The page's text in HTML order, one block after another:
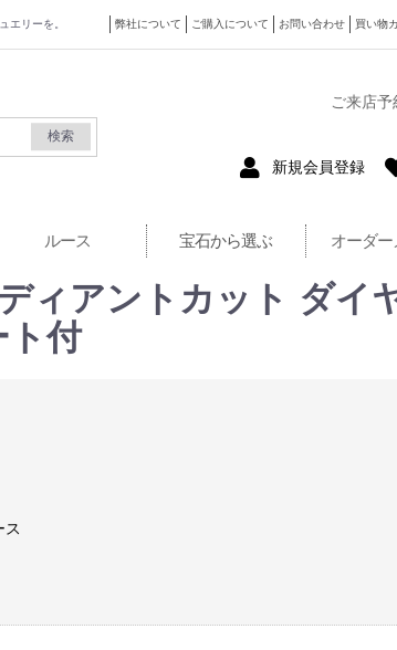
エリーを。 弊社について ご購入について お問い合わせ 買い物
検索
ご来店
新規会員登録
ルース 宝石から選ぶ オーダー
ィアントカット ダ
ト付
ス